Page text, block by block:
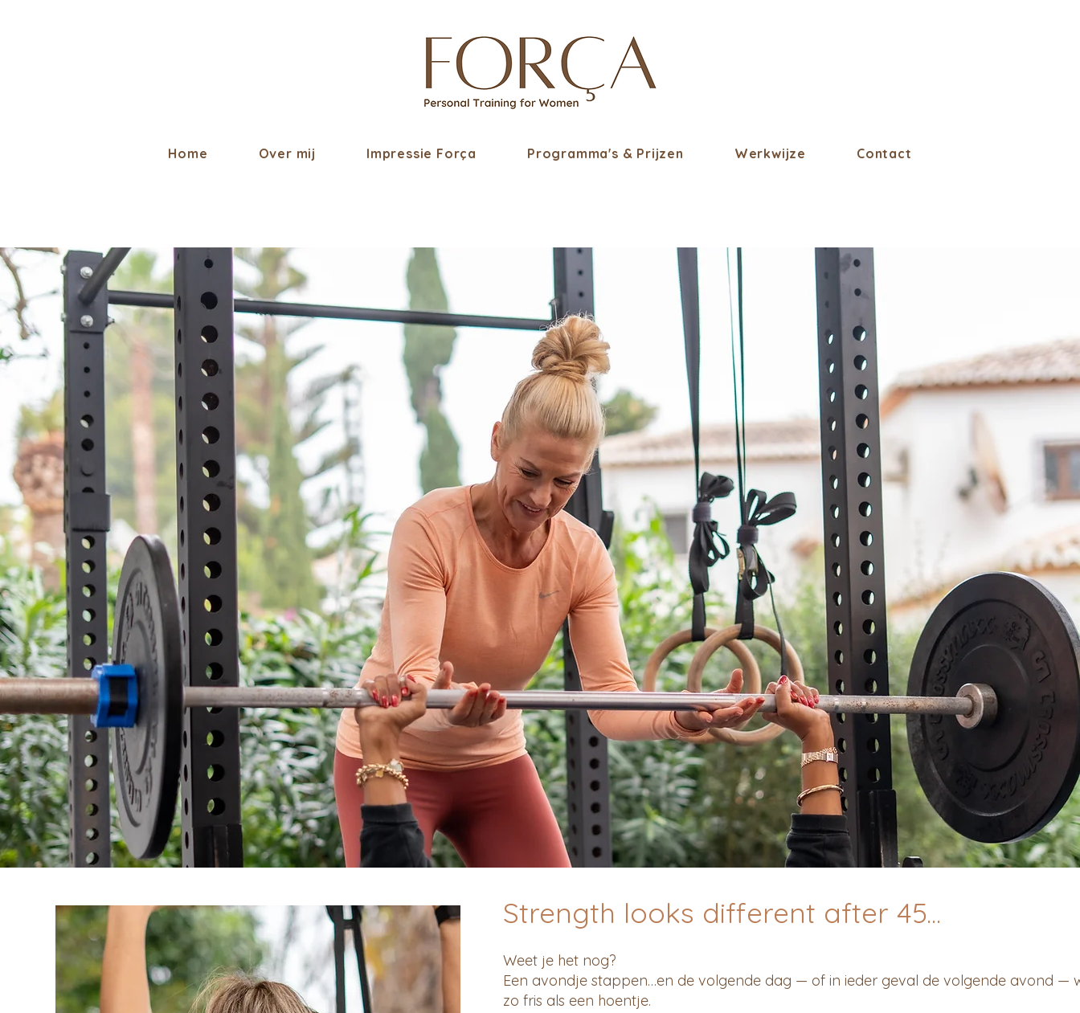
Home Over mij Impressie Força Programma's & Prijzen Werkwijze Contact
Strength looks different after 45...
Weet je het nog?
Een avondje stappen…en de volgende dag — of in ieder geval de volgende avond —
zo fris als een hoentje.